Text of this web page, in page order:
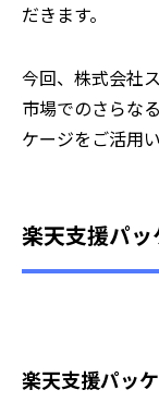
だきます。
今回、株式会社
市場でのさらな
ケージをご活用
楽天支援パ
楽天支援パッ